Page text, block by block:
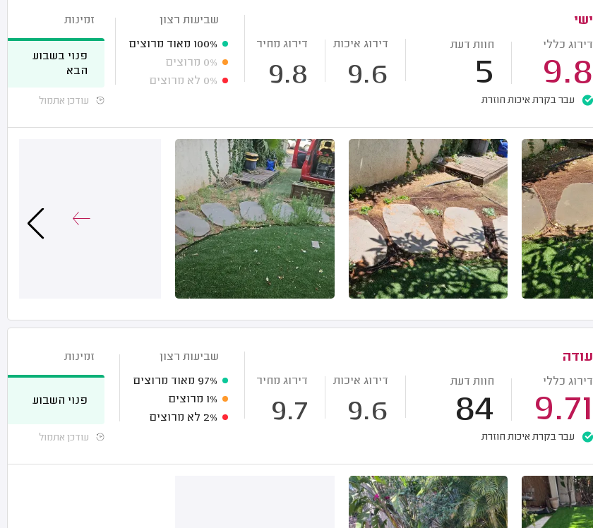
ישי
דירוג כללי
9.8
חוות דעת
5
דירוג איכות
9.6
דירוג מחיר
9.8
עבר בקרת איכות חוזרת
שביעות רצון
100% מאוד מרוצים
0% מרוצים
0% לא מרוצים
זמינות
פנוי בשבוע
הבא
עודכן אתמול
עודה
דירוג כללי
9.71
חוות דעת
84
דירוג איכות
9.6
דירוג מחיר
9.7
עבר בקרת איכות חוזרת
שביעות רצון
97% מאוד מרוצים
1% מרוצים
2% לא מרוצים
זמינות
פנוי השבוע
עודכן אתמול